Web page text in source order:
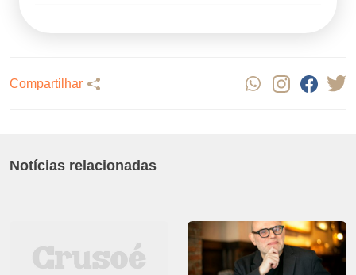
Compartilhar
Notícias relacionadas